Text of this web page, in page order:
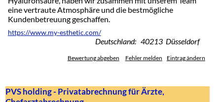
eine vertraute Atmosphäre und die bestmögliche
Kundenbetreuung geschaffen.
https://www.my-esthetic.com/
Deutschland: 40213 Düsseldorf
Bewertung abgeben Fehler melden Eintrag ändern
PVS holding - Privatabrechnung für Ärzte,